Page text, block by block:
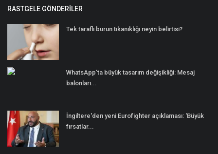
RASTGELE GÖNDERILER
Tek taraflı burun tıkanıklığı neyin belirtisi?
WhatsApp'ta büyük tasarım değişikliği: Mesaj
balonları...
İngiltere'den yeni Eurofighter açıklaması: 'Büyük
fırsatlar...